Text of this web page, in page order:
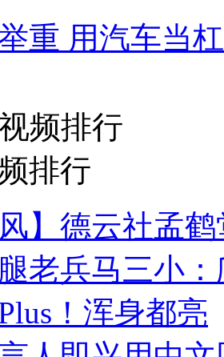
重 用汽车当
频排行
排行
风】德云社孟
老兵马三小
！浑身都亮